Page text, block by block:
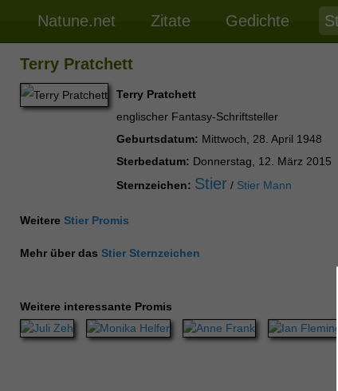
Natune.net Zitate Gedichte
Terry Pratchett
Terry Pratchett
englischer Fantasy-Schriftsteller
Geburtsdatum: Mittwoch, 28. April 1948
Sterbedatum: Donnerstag, 12. März 2015
Sternzeichen: Stier / Stier Mann
Weitere Stier Promis
Mehr über das Stier Sternzeichen
Weitere interessante Promis